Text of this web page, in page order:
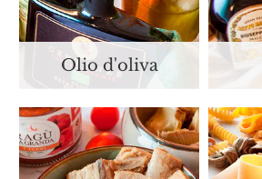
Olio d'oliva